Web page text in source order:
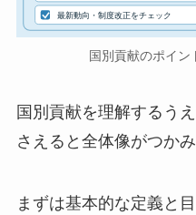
最新動向・制度改正をチェック
国別貢献のポイ
国別貢献を理解するう
さえると全体像がつか
まずは基本的な定義と